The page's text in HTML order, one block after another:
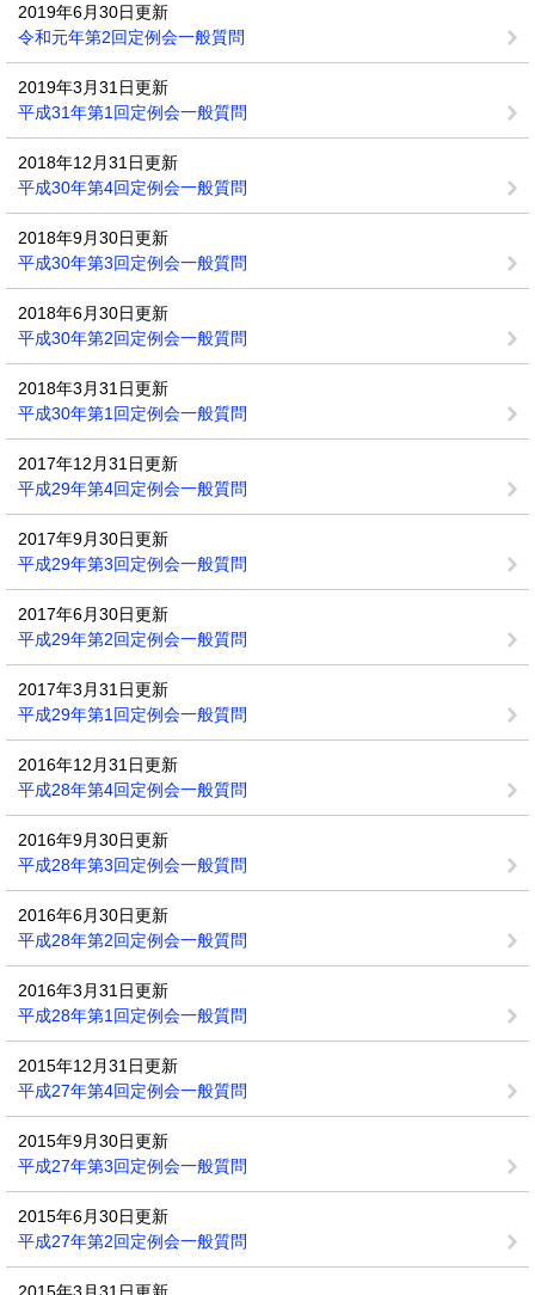
2019年6月30日更新
令和元年第2回定例会一般質問
2019年3月31日更新
平成31年第1回定例会一般質問
2018年12月31日更新
平成30年第4回定例会一般質問
2018年9月30日更新
平成30年第3回定例会一般質問
2018年6月30日更新
平成30年第2回定例会一般質問
2018年3月31日更新
平成30年第1回定例会一般質問
2017年12月31日更新
平成29年第4回定例会一般質問
2017年9月30日更新
平成29年第3回定例会一般質問
2017年6月30日更新
平成29年第2回定例会一般質問
2017年3月31日更新
平成29年第1回定例会一般質問
2016年12月31日更新
平成28年第4回定例会一般質問
2016年9月30日更新
平成28年第3回定例会一般質問
2016年6月30日更新
平成28年第2回定例会一般質問
2016年3月31日更新
平成28年第1回定例会一般質問
2015年12月31日更新
平成27年第4回定例会一般質問
2015年9月30日更新
平成27年第3回定例会一般質問
2015年6月30日更新
平成27年第2回定例会一般質問
2015年3月31日更新